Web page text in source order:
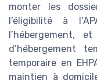
monter les
l’éligibilité à
l’hébergement,
d’hébergement
temporaire en
maintien à